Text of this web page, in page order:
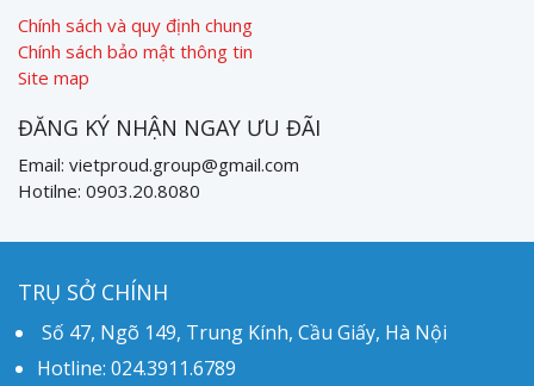
Chính sách và quy định chung
Chính sách bảo mật thông tin
Site map
ĐĂNG KÝ NHẬN NGAY ƯU ĐÃI
Email: vietproud.group@gmail.com
Hotilne: 0903.20.8080
TRỤ SỞ CHÍNH
Số 47, Ngõ 149, Trung Kính, Cầu Giấy, Hà Nội
Hotline: 024.3911.6789